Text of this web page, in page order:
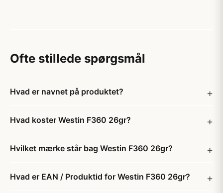
Ofte stillede spørgsmål
Hvad er navnet på produktet?
Hvad koster Westin F360 26gr?
Hvilket mærke står bag Westin F360 26gr?
Hvad er EAN / Produktid for Westin F360 26gr?